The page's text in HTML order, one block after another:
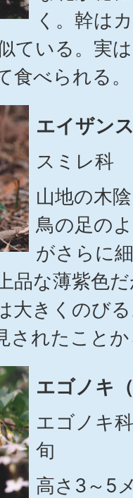
く。幹は
ている。実
食べられる。
エイザン
スミレ科
山地の木
鳥の足の
がさらに
品な薄紫色
大きくのび
されたこと
エゴノキ
エゴノキ
旬
高さ3～5